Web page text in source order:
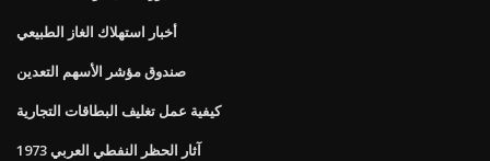
أخبار استهلاك الغاز الطبيعي
صندوق مؤشر الأسهم التعدين
كيفية عمل تغليف البطاقات التجارية
1973 آثار الحظر النفطي العربي